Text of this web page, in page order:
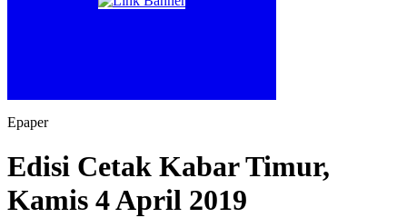
Epaper
Edisi Cetak Kabar Timur,
Kamis 4 April 2019